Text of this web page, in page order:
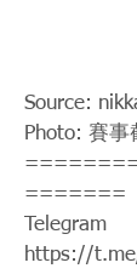
Source:
Photo: 賽事
=======
https://